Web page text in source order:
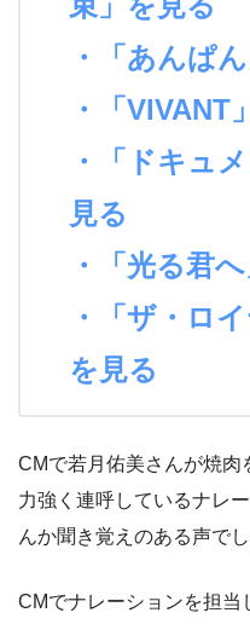
・「あんぱ
・「VIVANT
・「ドキュ
見る
・「光る君
・「ザ・ロ
を見る
CMで若月佑美さんが焼肉
力強く連呼しているナレ
んか聞き覚えのある声でし
CMでナレーションを担当